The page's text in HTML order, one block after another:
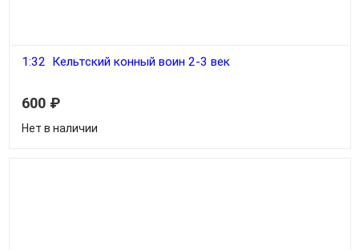
1:32 Кельтский конный воин 2-3 век
600 ₽
Нет в наличии